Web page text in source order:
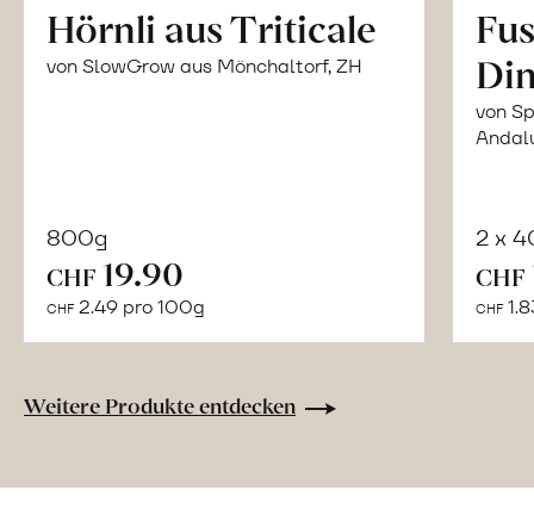
Hörnli aus Triticale
von SlowGrow aus Mönchaltorf, ZH
800g
CHF 19.90
CHF 2.49 pro 100g
von
2 x
CHF
CHF
Weitere Produkte entdecken